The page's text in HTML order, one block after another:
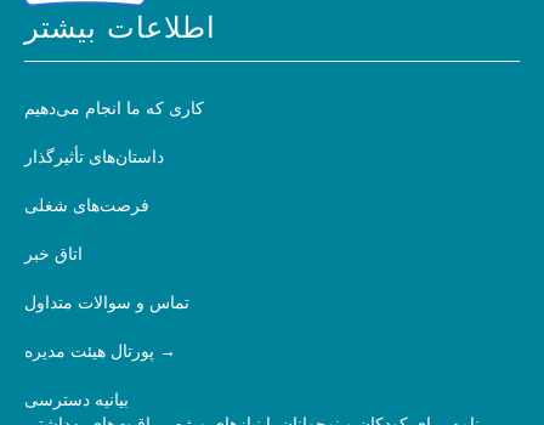
اطلاعات بیشتر
کاری که ما انجام می‌دهیم
داستان‌های تأثیرگذار
فرصت‌های شغلی
اتاق خبر
تماس و سوالات متداول
پورتال هیئت مدیره
بیانیه دسترسی